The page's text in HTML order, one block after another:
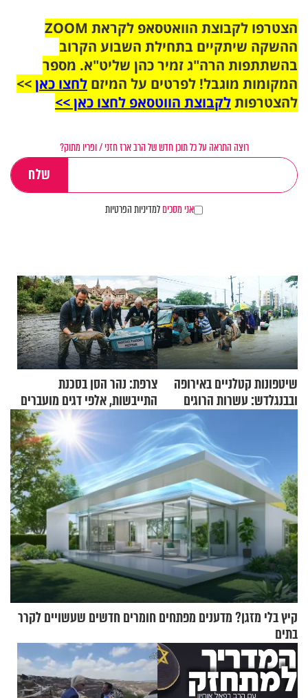
הצטרפו לקבוצת הוואטסאפ לקראת ZOOM
ההשקה שיתקיים בתחילת השבוע הקרוב
בהשתתפות הרה"ג זמיר כהן שליט"א. מספר
המקומות מוגבל! לפרטים על המיזם לחצו כאן>>
להצטרפותלקבוצת הווטסאפ לחצו כאן >>
רוצה התראה על כל תוכן חדש של הרב ארז חזני / ופריו מתוק?
אני מסכיםלמדיניות הפרטיות
שיטפונות קטלניים באירופה
ובבנגלדש: עשרות הרוגים
צרפת: נהר הסן בסכנת
התייבשות, אלפי דגים מועברים
קיץ בלי מזגן? מדענים מפתחים חומרים חדשים שעשויים לקרר
בתים